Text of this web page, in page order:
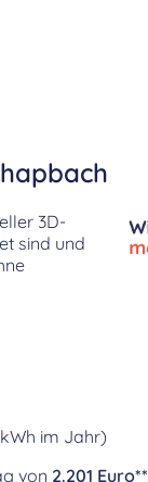
3D-
sind und
im Jahr)
von 2.201 Euro**